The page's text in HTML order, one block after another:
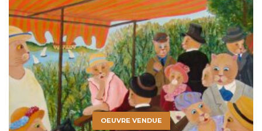
OEUVRE VENDUE